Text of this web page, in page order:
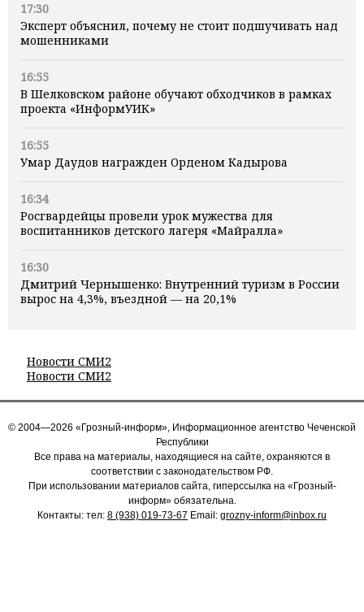
17:30
Эксперт объяснил, почему не стоит подшучивать над
мошенниками
16:55
В Шелковском районе обучают обходчиков в рамках
проекта «ИнформУИК»
16:55
Умар Даудов награжден Орденом Кадырова
16:34
Росгвардейцы провели урок мужества для
воспитанников детского лагеря «Майралла»
16:30
Дмитрий Чернышенко: Внутренний туризм в России
вырос на 4,3%, въездной — на 20,1%
Новости СМИ2
Новости СМИ2
© 2004—2026 «Грозный-информ», Информационное агентство Чеченской
Республики
Все права на материалы, находящиеся на сайте, охраняются в
соответствии с законодательством РФ.
При использовании материалов сайта, гиперссылка на «Грозный-
информ» обязательна.
Контакты: тел: 8 (938) 019-73-67 Email: grozny-inform@inbox.ru